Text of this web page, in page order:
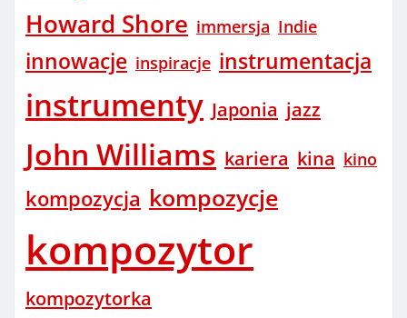
Howard Shore immersja Indie
innowacje inspiracje instrumentacja
instrumenty Japonia jazz
John Williams kariera kina kino
kompozycja kompozycje
kompozytor
kompozytorka